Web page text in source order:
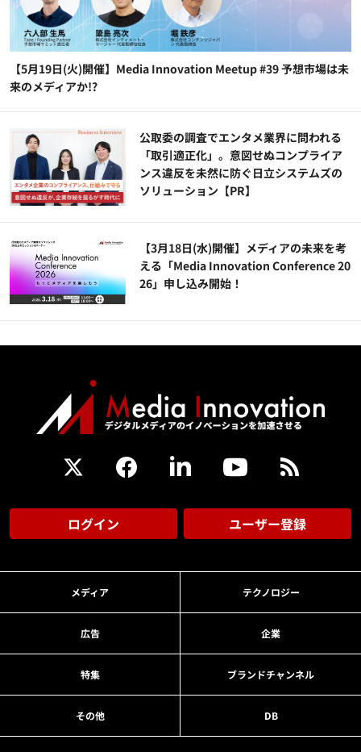
【5月19日(火)開催】Media Innovation Meetup #39 予想市場は未
来のメディアか!?
公​​取委の調査でエンタメ業界に問われる
「取引適正化」。意図せぬコンプライア
ンス違反を未然に防ぐ日立システムズの
ソリューション​【PR】
【3月18日(水)開催】メディアの未来を考
える「Media Innovation Conference 20
26」申し込み開始！
ログイン ユーザー登録
メディア テクノロジー
広告 企業
特集 ブランドチャンネル
その他 DB